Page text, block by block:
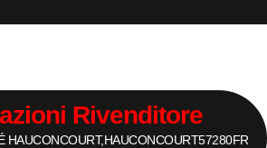
Rivenditore
HAUCONCOURT,HAUCONCOURT57280FR